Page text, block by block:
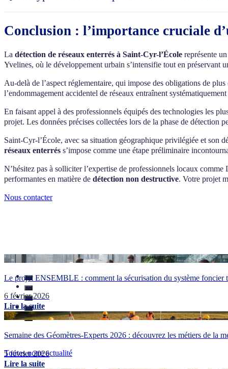
gaz) sont identifiables selon leur matériau : métal (détection
réseaux militaires liés à l’histoire de la ville, des réseaux de
combinées (géoradar multi-fréquences, détection
représenter un risque lors des travaux.
Conclusion : l’importance cruciale
La détection de réseaux enterrés à Saint-Cyr-l’École représente
Yvelines, où le développement urbain s’intensifie tout en préservant
Au-delà de l’aspect réglementaire, qui impose des obligations de
l’endommagement accidentel de réseaux entraînent
En faisant appel à des professionnels équipés des technologies les
projet. Les données précises collectées lors de la phase de détection
Saint-Cyr-l’École, avec sa situation géographique privilégiée et son
réseaux enterrés s’impose comme une étape préliminaire
N’hésitez pas à solliciter l’expertise de professionnels locaux
performantes en matière de détection non destructive. Votre projet
Nous contacter
Le projet ENSEMBLE : comment la sécurisation du système foncier
6 février 2026
Lire la suite
Semaine des Géomètres-Experts 2026 : découvrez les métiers de la
5 février 2026
Lire la suite
Toutes notre actualité